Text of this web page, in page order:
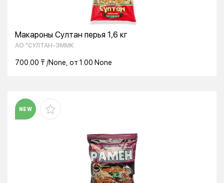
Макароны Султан перья 1,6 кг
АО "СУЛТАН-ЭММК
700.00 ₸ /None, от 1.00 None
NEW